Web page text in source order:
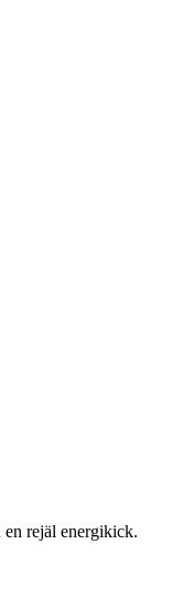
en rejäl energikick.